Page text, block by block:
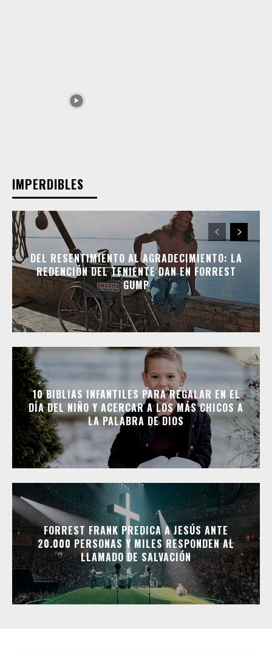
IMPERDIBLES
DEL RESENTIMIENTO AL AGRADECIMIENTO: LA
REDENCIÓN DEL TENIENTE DAN EN FORREST
GUMP
10 BIBLIAS INFANTILES PARA REGALAR EN EL
DÍA DEL NIÑO Y ACERCAR A LOS MÁS CHICOS A
LA PALABRA DE DIOS
FORREST FRANK PREDICA A JESÚS ANTE
20.000 PERSONAS Y MILES RESPONDEN AL
LLAMADO DE SALVACIÓN